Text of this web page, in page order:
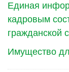
Единая
кадровым
гражданской
Имущество